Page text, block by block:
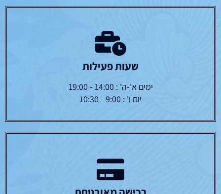
שעות פעילות
ימים א'-ה' : 14:00 - 19:00
יום ו' : 9:00 - 10:30